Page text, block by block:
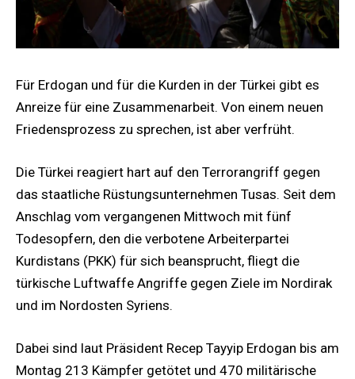
Für Erdogan und für die Kurden in der Türkei gibt es
Anreize für eine Zusammenarbeit. Von einem neuen
Friedensprozess zu sprechen, ist aber verfrüht.
Die Türkei reagiert hart auf den Terrorangriff gegen
das staatliche Rüstungsunternehmen Tusas. Seit dem
Anschlag vom vergangenen Mittwoch mit fünf
Todesopfern, den die verbotene Arbeiterpartei
Kurdistans (PKK) für sich beansprucht, fliegt die
türkische Luftwaffe Angriffe gegen Ziele im Nordirak
und im Nordosten Syriens.
Dabei sind laut Präsident Recep Tayyip Erdogan bis am
Montag 213 Kämpfer getötet und 470 militärische